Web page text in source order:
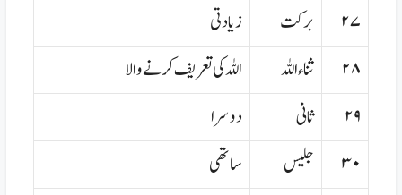
زیادتی
برکت
۲۷
اللہ کی تعریف کرنے والا
ثناءاللہ
۲۸
دوسرا
ثانی
۲۹
ساتھی
جلیس
۳۰